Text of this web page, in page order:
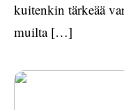
kuitenkin tärkeää
muilta […]